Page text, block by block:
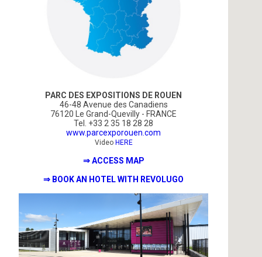
PARC DES EXPOSITIONS DE ROUEN
46-48 Avenue des Canadiens
76120 Le Grand-Quevilly - FRANCE
Tel. +33 2 35 18 28 28
www.parcexporouen.com
Video HERE
⇒ ACCESS MAP
⇒ BOOK AN HOTEL WITH REVOLUGO